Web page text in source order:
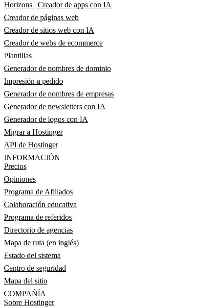
Horizons | Creador de apps con IA
Creador de páginas web
Creador de sitios web con IA
Creador de webs de ecommerce
Plantillas
Generador de nombres de dominio
Impresión a pedido
Generador de nombres de empresas
Generador de newsletters con IA
Generador de logos con IA
Migrar a Hostinger
API de Hostinger
INFORMACIÓN
Precios
Opiniones
Programa de Afiliados
Colaboración educativa
Programa de referidos
Directorio de agencias
Mapa de ruta (en inglés)
Estado del sistema
Centro de seguridad
Mapa del sitio
COMPAÑÍA
Sobre Hostinger